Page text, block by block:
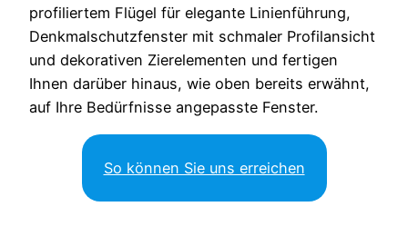
profiliertem Flügel für elegante Linienführung,
Denkmalschutzfenster mit schmaler Profilansicht
und dekorativen Zierelementen und fertigen
Ihnen darüber hinaus, wie oben bereits erwähnt,
auf Ihre Bedürfnisse angepasste Fenster.
So können Sie uns erreichen